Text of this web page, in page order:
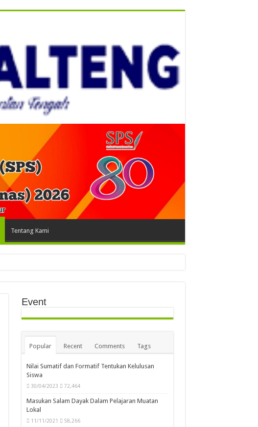
Tentang Kami
Event
Popular Recent Comments Tags
Nilai Sumatif dan Formatif Tentukan Kelulusan
Siswa
30/04/2023 72,464
Masukan Salam Dayak Dalam Pelajaran Muatan
Lokal
11/11/2021 58,266